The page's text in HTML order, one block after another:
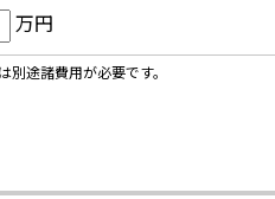
万円
途諸費用が必要です。